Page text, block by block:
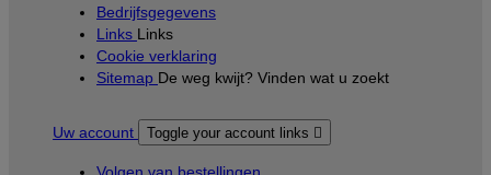
Bedrijfsgegevens
Links Links
Cookie verklaring
Sitemap De weg kwijt? Vinden wat u zoekt
Uw account Toggle your account links 